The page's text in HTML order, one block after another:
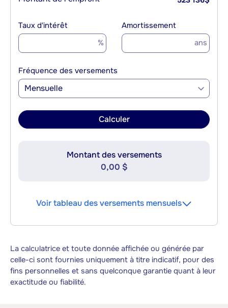
Taux d'intérêt
%
Amortissement
ans
Fréquence des versements
Mensuelle
Calculer
Montant des versements
0,00 $
Voir tableau des versements mensuels
La calculatrice et toute donnée affichée ou générée par
celle-ci sont fournies uniquement à titre indicatif, pour des
fins personnelles et sans quelconque garantie quant à leur
exactitude ou fiabilité.